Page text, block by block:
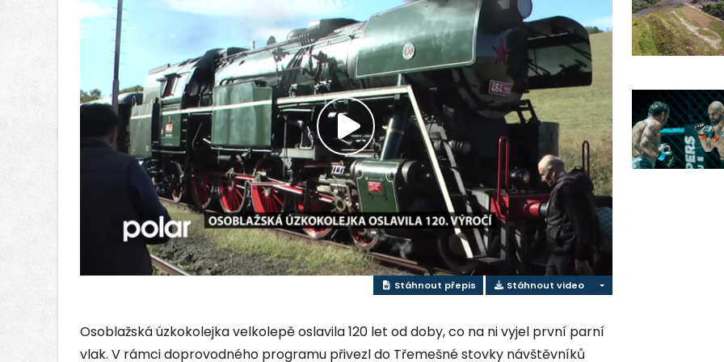
Přehrát
video
Stáhnout přepis Stáhnout video
Osoblažská úzkokolejka velkolepě oslavila 120 let od doby, co na ni vyjel první parní
vlak. V rámci doprovodného programu přivezl do Třemešné stovky návštěvníků